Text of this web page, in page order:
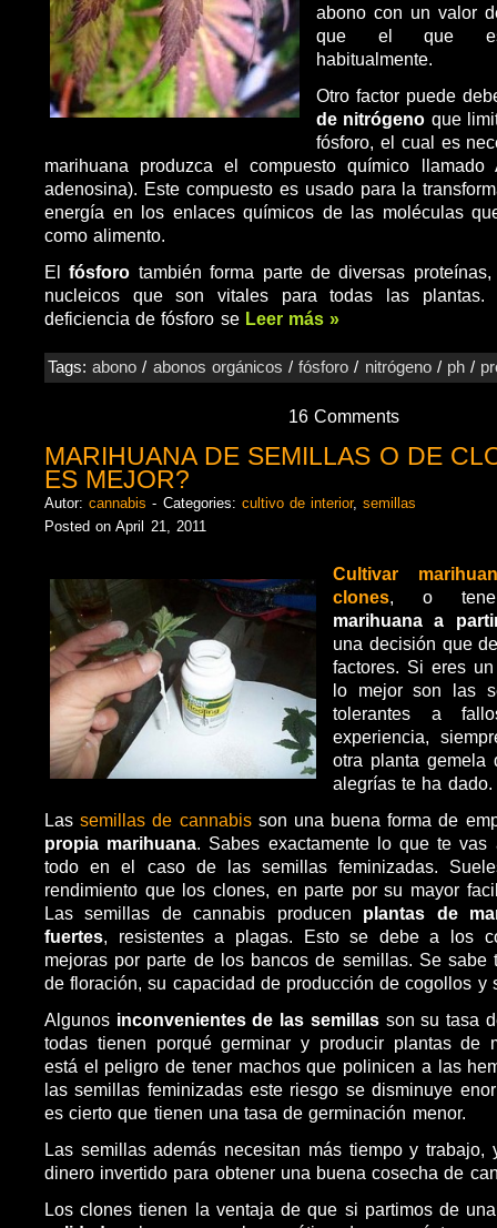
abono con un valor
que el que
habitualmente.
Otro factor puede
de nitrógeno que
fósforo, el cual es
marihuana produzca el compuesto químico llamado
adenosina). Este compuesto es usado para la
energía en los enlaces químicos de las moléculas
como alimento.
Elfósforo también forma parte de diversas
nucleicos que son vitales para todas las plantas.
deficiencia de fósforo se Leer más »
Tags:abono / abonos orgánicos /fósforo / nitrógeno/ ph /
16 Comments
MARIHUANA DE SEMILLAS O DE
ES MEJOR?
Autor:cannabis - Categories: cultivo de interior,semillas
Posted on April 21, 2011
Cultivar
clones , o
marihuana a
una decisión que
factores. Si eres
lo mejor son las
tolerantes a
experiencia,
otra planta gemela
alegrías te ha dado.
Lassemillas de cannabisson una buena forma de
propia marihuana . Sabes exactamente lo que te vas
todo en el caso de las semillas feminizadas.
rendimiento que los clones, en parte por su mayor
Las semillas de cannabis producen plantas de
fuertes , resistentes a plagas. Esto se debe a los
mejoras por parte de los bancos de semillas. Se sabe
de floración, su capacidad de producción de cogollos y
Algunos inconvenientes de las semillasson su tasa
todas tienen porqué germinar y producir plantas de
está el peligro de tener machos que polinicen a las
las semillas feminizadas este riesgo se disminuye
es cierto que tienen una tasa de germinación menor.
Las semillas además necesitan más tiempo y trabajo,
dinero invertido para obtener una buena cosecha de
Los clones tienen la ventaja de que si partimos de